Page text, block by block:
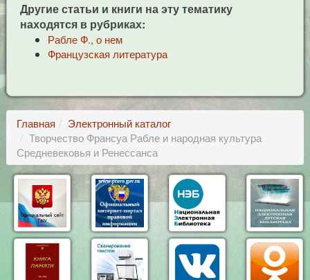
Другие статьи и книги на эту тематику
находятся в рубриках:
Рабле Ф., о нем
Французская литература
Главная
Электронный каталог
Творчество Франсуа Рабле и народная культура
Средневековья и Ренессанса